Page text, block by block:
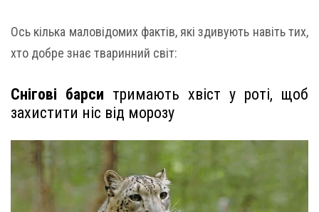
Ось кілька маловідомих фактів, які здивують навіть тих,
хто добре знає тваринний світ:
Снігові барси тримають хвіст у роті, щоб
захистити ніс від морозу